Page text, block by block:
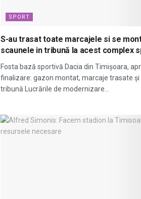
SPORT
S-au trasat toate marcajele si se
scaunele in tribună la acest complex
Fosta bază sportivă Dacia din Timișoara,
finalizare: gazon montat, marcaje trasate și
tribună Lucrările de modernizare...